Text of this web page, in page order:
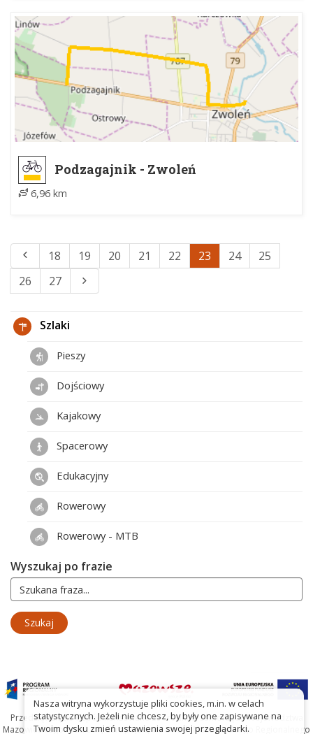
Podzagajnik - Zwoleń
6,96 km
18 19 20 21 22 23 24
25
26
27
Szlaki
Pieszy
Dojściowy
Kajakowy
Spacerowy
Edukacyjny
Rowerowy
Rowerowy - MTB
Wyszukaj po frazie
Przedsięwzięcie współfinansowane ze środków Samorządu Województwa
Mazowieckiego oraz Unię Europejską w ramach Mazowieckiego Regionalnego
Nasza witryna wykorzystuje pliki cookies, m.in. w celach
statystycznych. Jeżeli nie chcesz, by były one zapisywane na
Twoim dysku zmień ustawienia swojej przeglądarki.